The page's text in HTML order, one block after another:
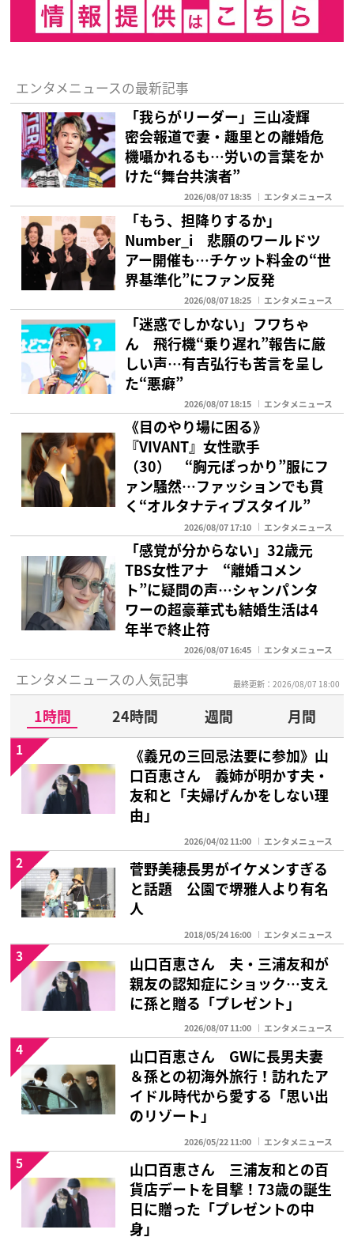
エンタメニュースの最新記事
「我らがリーダー」三山凌輝
密会報道で妻・趣里との離婚危
機囁かれるも…労いの言葉をか
けた“舞台共演者”
2026/08/07 18:35 エンタメニュース
「もう、担降りするか」
Number_i 悲願のワールドツ
アー開催も…チケット料金の“世
界基準化”にファン反発
2026/08/07 18:25 エンタメニュース
「迷惑でしかない」フワちゃ
ん 飛行機“乗り遅れ”報告に厳
しい声…有吉弘行も苦言を呈し
た“悪癖”
2026/08/07 18:15 エンタメニュース
《目のやり場に困る》
『VIVANT』女性歌手
（30） “胸元ぽっかり”服にフ
ァン騒然…ファッションでも貫
く“オルタナティブスタイル”
2026/08/07 17:10 エンタメニュース
「感覚が分からない」32歳元
TBS女性アナ “離婚コメン
ト”に疑問の声…シャンパンタ
ワーの超豪華式も結婚生活は4
年半で終止符
2026/08/07 16:45 エンタメニュース
エンタメニュースの人気記事 最終更新：2026/08/07 18:00
1時間 24時間 週間
月間
《義兄の三回忌法要に参加》山
口百恵さん 義姉が明かす夫・
友和と「夫婦げんかをしない理
由」
2026/04/02 11:00 エンタメニュース
1
菅野美穂長男がイケメンすぎる
と話題 公園で堺雅人より有名
人
2018/05/24 16:00 エンタメニュース
2
山口百恵さん 夫・三浦友和が
親友の認知症にショック…支え
に孫と贈る「プレゼント」
2026/08/07 11:00 エンタメニュース
3
山口百恵さん GWに長男夫妻
＆孫との初海外旅行！訪れたア
イドル時代から愛する「思い出
のリゾート」
2026/05/22 11:00 エンタメニュース
4
山口百恵さん 三浦友和との百
貨店デートを目撃！73歳の誕生
日に贈った「プレゼントの中
身」
5